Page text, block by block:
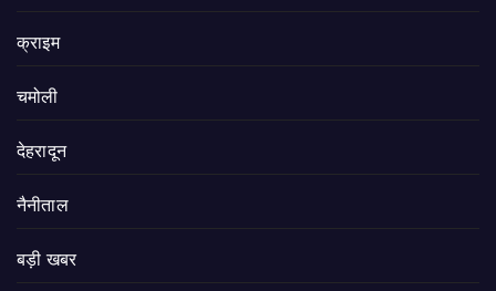
क्राइम
चमोली
देहरादून
नैनीताल
बड़ी खबर